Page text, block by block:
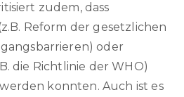
zudem, dass
Reform der gesetzlichen
oder
die Richtlinie der WHO)
konnten. Auch ist es